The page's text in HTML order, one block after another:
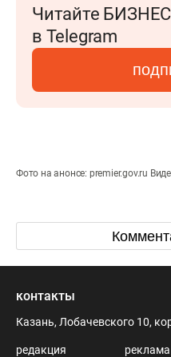
Читайте БИЗНЕС
в Telegram
Фото на анонсе: premier.gov.ru
контакты
Казань, Лобачевского 10,
редакция
реклама